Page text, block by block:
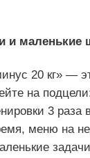
и маленькие
20 кг» —
на
3 раза
меню на